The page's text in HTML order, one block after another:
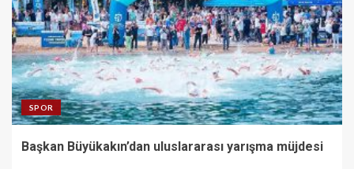
SPOR
Başkan Büyükakın’dan uluslararası yarışma müjdesi